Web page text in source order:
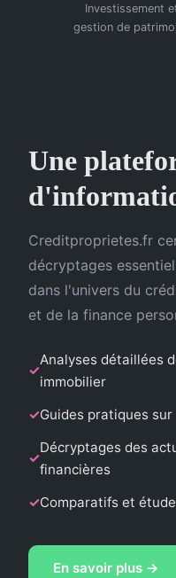
Investissement
gestion de
Une
Creditproprietes.fr
décryptages
dans l'univers du
et de la finance
Analyses détaillées
immobilier
Guides pratiques
Décryptages des
financières
Comparatifs et
En savoir plus →